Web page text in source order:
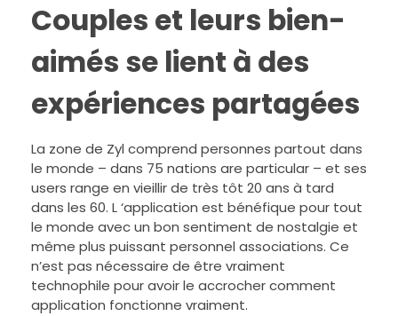
Couples et leurs bien-
aimés se lient à des
expériences partagées
La zone de Zyl comprend personnes partout dans
le monde – dans 75 nations are particular – et ses
users range en vieillir de très tôt 20 ans à tard
dans les 60. L ‘application est bénéfique pour tout
le monde avec un bon sentiment de nostalgie et
même plus puissant personnel associations. Ce
n’est pas nécessaire de être vraiment
technophile pour avoir le accrocher comment
application fonctionne vraiment.